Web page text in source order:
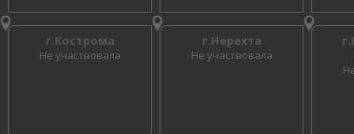
г.Кострома
Не участвовала
г.Нерехта
Не участвовала